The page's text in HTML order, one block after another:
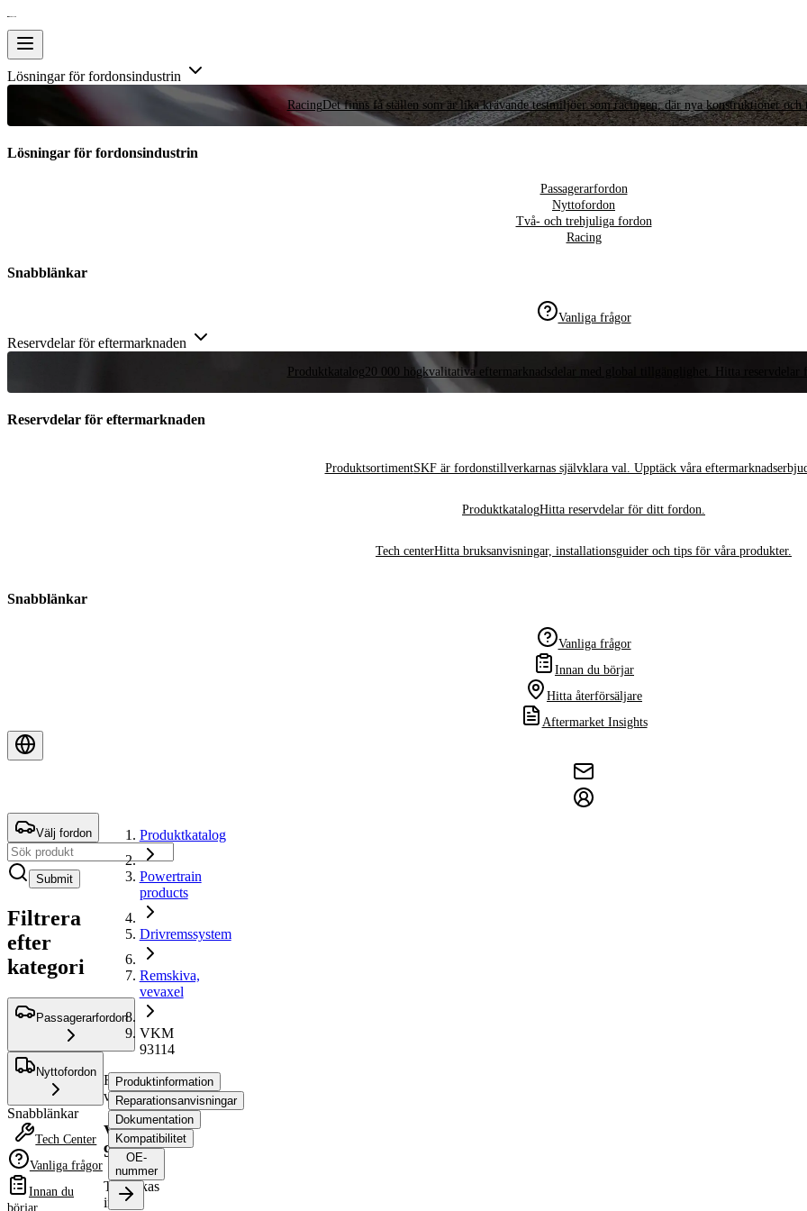
Lösningar för fordonsindustrin
RacingDet finns få ställen som är lika krävande testmiljöer som racingen, där nya konstruktioner och
Lösningar för fordonsindustrin
Passagerarfordon
Nyttofordon
Två- och trehjuliga fordon
Racing
Snabblänkar
Vanliga frågor
Reservdelar för eftermarknaden
Produktkatalog20 000 högkvalitativa eftermarknadsdelar med global tillgänglighet. Hitta reservdelar
Reservdelar för eftermarknaden
ProduktsortimentSKF är fordonstillverkarnas självklara val. Upptäck våra
ProduktkatalogHitta reservdelar för ditt fordon.
Tech centerHitta bruksanvisningar, installationsguider och tips för våra produkter.
Snabblänkar
Vanliga frågor
Innan du börjar
Hitta återförsäljare
Aftermarket Insights
Välj fordon
Submit
Filtrera
efter
kategori
Passagerarfordon
Nyttofordon
Snabblänkar
Tech Center
Vanliga frågor
Innan du
börjar
Produktkatalog
Powertrain
products
Drivremssystem
Remskiva,
vevaxel
VKM
93114
Remskiva,
vevaxel
VKM
93114
Tillverkas
inte
Produktinformation
Reparationsanvisningar
Dokumentation
Kompatibilitet
OE-
nummer